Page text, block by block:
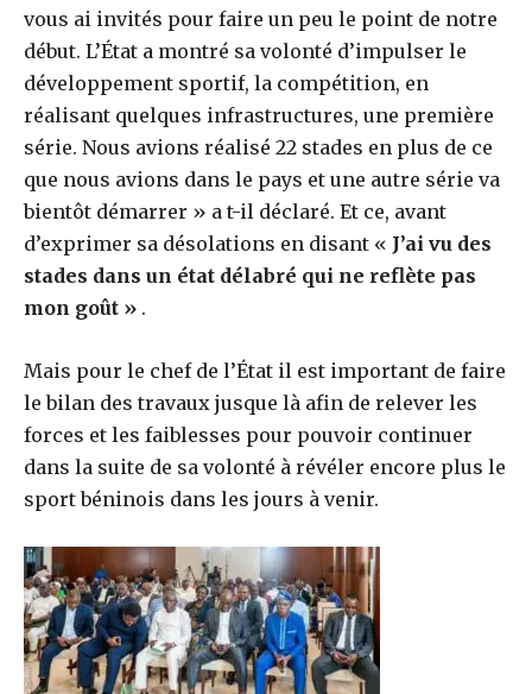
vous ai invités pour faire un peu le point de notre
début. L’État a montré sa volonté d’impulser le
développement sportif, la compétition, en
réalisant quelques infrastructures, une première
série. Nous avions réalisé 22 stades en plus de ce
que nous avions dans le pays et une autre série va
bientôt démarrer » a t-il déclaré. Et ce, avant
d’exprimer sa désolations en disant « J’ai vu des
stades dans un état délabré qui ne reflète pas
mon goût » .
Mais pour le chef de l’État il est important de faire
le bilan des travaux jusque là afin de relever les
forces et les faiblesses pour pouvoir continuer
dans la suite de sa volonté à révéler encore plus le
sport béninois dans les jours à venir.